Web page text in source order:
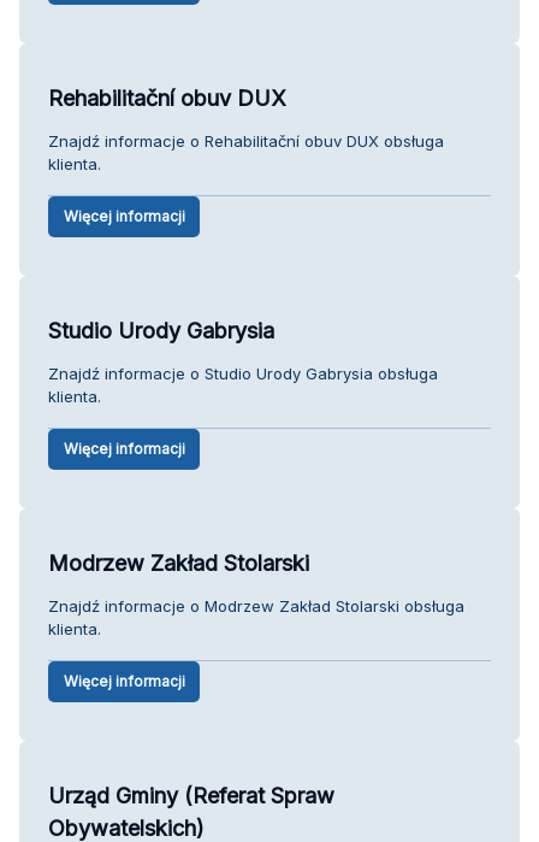
Rehabilitační obuv DUX
Znajdź informacje o Rehabilitační obuv DUX obsługa
klienta.
Więcej informacji
Studio Urody Gabrysia
Znajdź informacje o Studio Urody Gabrysia obsługa
klienta.
Więcej informacji
Modrzew Zakład Stolarski
Znajdź informacje o Modrzew Zakład Stolarski obsługa
klienta.
Więcej informacji
Urząd Gminy (Referat Spraw
Obywatelskich)